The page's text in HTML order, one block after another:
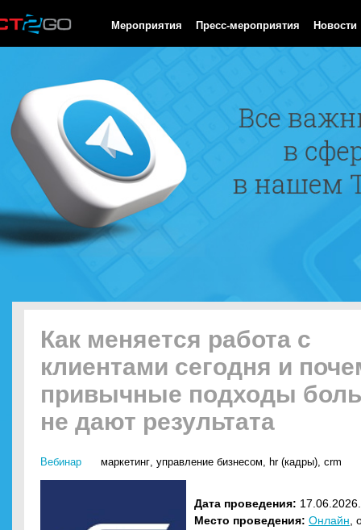
Мероприятия Пресс-мероприятия Новости
Как меняется работа с
клиентами сегодня и
привычные подходы
не дают результата
Вебинар маркетинг, управление бизнесом, hr (кадры), crm
Дата проведения:
Место проведения: Онлайн ,